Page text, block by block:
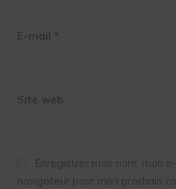
E-mail *
Site web
Enregistrer mon nom, mon
navigateur pour mon prochain